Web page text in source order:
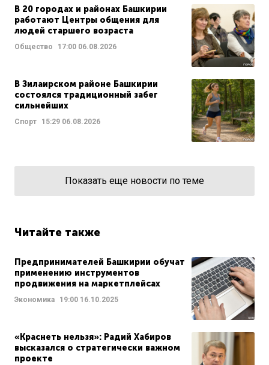
В 20 городах и районах Башкирии
работают Центры общения для
людей старшего возраста
Общество 17:00 06.08.2026
В Зилаирском районе Башкирии
состоялся традиционный забег
сильнейших
Спорт 15:29 06.08.2026
Показать еще новости по теме
Читайте также
Предпринимателей Башкирии обучат
применению инструментов
продвижения на маркетплейсах
Экономика 19:00 16.10.2025
«Краснеть нельзя»: Радий Хабиров
высказался о стратегически важном
проекте